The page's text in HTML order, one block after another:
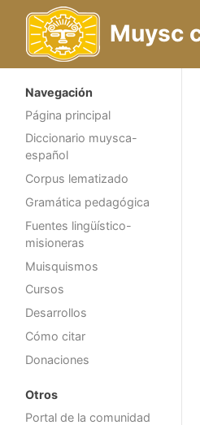
Muysc
Navegación
Página principal
Diccionario muysca-
español
Corpus lematizado
Gramática pedagógica
Fuentes lingüístico-
misioneras
Muisquismos
Cursos
Desarrollos
Cómo citar
Donaciones
Otros
Portal de la comunidad